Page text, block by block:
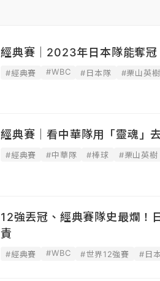
經典賽｜2023年日本隊能奪
#經典賽 #WBC #日本隊 #栗山英樹
經典賽｜看中華隊用「靈魂」
#經典賽 #中華隊 #棒球 #栗山英樹
12強丟冠、經典賽隊史最爛！
責
#經典賽 #WBC #世界12強賽 #日